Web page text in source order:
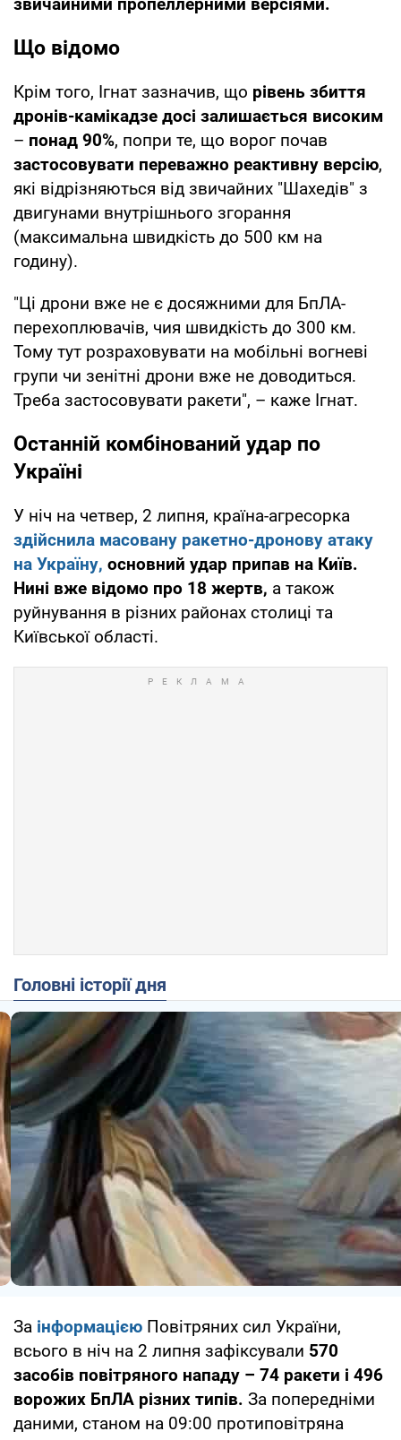
Що відомо
Крім того, Ігнат зазначив, що рівень збиття
дронів-камікадзе досі залишається високим
– понад 90%, попри те, що ворог почав
застосовувати переважно реактивну версію,
які відрізняються від звичайних "Шахедів" з
двигунами внутрішнього згорання
(максимальна швидкість до 500 км на
годину).
"Ці дрони вже не є досяжними для БпЛА-
перехоплювачів, чия швидкість до 300 км.
Тому тут розраховувати на мобільні вогневі
групи чи зенітні дрони вже не доводиться.
Треба застосовувати ракети", – каже Ігнат.
Останній комбінований удар по
Україні
У ніч на четвер, 2 липня, країна-агресорка
здійснила масовану ракетно-дронову атаку
на Україну, основний удар припав на Київ.
Нині вже відомо про 18 жертв, а також
руйнування в різних районах столиці та
Київської області.
Головні історії дня
За інформацією Повітряних сил України,
всього в ніч на 2 липня зафіксували 570
засобів повітряного нападу – 74 ракети і 496
ворожих БпЛА різних типів. За попередніми
даними, станом на 09:00 протиповітряна